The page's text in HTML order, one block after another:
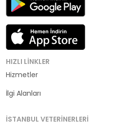
HIZLI LINKLER
Hizmetler
İlgi Alanları
İSTANBUL VETERINERLERI